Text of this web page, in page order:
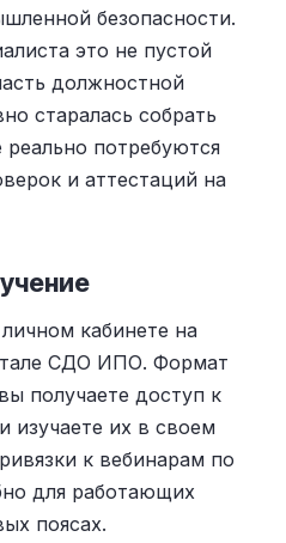
безопасности.
это не пустой
должностной
старалась собрать
потребуются
и аттестаций на
кабинете на
СДО ИПО. Формат
получаете доступ к
изучаете их в своем
к вебинарам по
для работающих
поясах.